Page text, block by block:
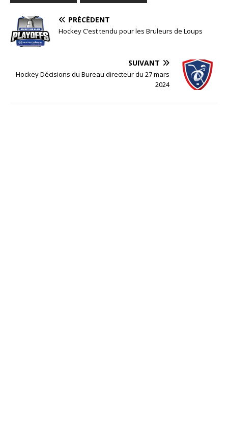
PRÉCÉDENT
Hockey C’est tendu pour les Bruleurs de Loups
SUIVANT
Hockey Décisions du Bureau directeur du 27 mars
2024